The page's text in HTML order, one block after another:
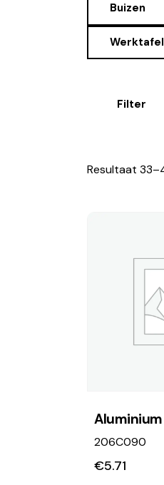
Buizen
Filter
Resultaat
206C090
€5.71